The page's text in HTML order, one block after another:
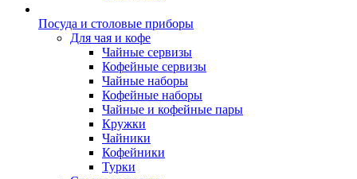
Посуда и столовые приборы
Для чая и кофе
Чайные сервизы
Кофейные сервизы
Чайные наборы
Кофейные наборы
Чайные и кофейные пары
Кружки
Чайники
Кофейники
Турки